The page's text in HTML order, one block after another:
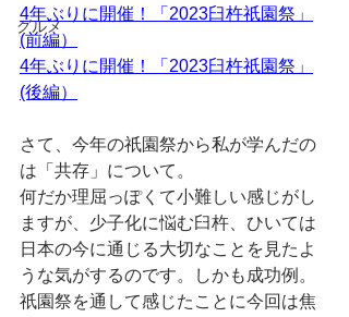
グルメ
4年ぶりに開催！「2023臼杵祇園祭」
(前編）
4年ぶりに開催！「2023臼杵祇園祭」
(後編）
さて、今年の祇園祭から私が学んだの
は「共存」について。
何だか理屈っぽくて小難しい感じがし
ますが、少子化に悩む臼杵、ひいては
日本の今に通じる大切なことを見たよ
うな気がするのです。しかも成功例。
祇園祭を通して感じたことに今回は焦